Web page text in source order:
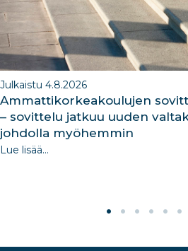
Julkaistu 4.8.2026
Ammattikorkeakoulujen
– sovittelu jatkuu uuden
johdolla myöhemmin
Lue lisää...